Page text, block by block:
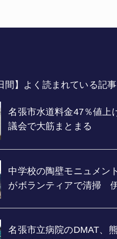
間】よく読まれている記事